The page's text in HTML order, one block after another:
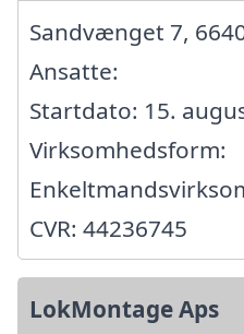
Sandvænget 7,
Ansatte:
Startdato: 15.
Virksomhedsform:
CVR: 44236745
LokMontage Aps